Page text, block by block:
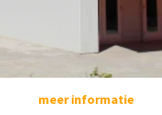
meer informatie